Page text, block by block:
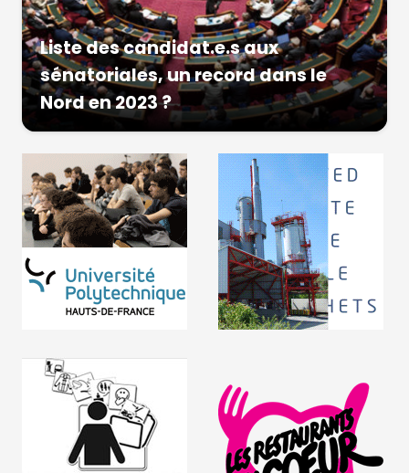
Liste des candidat.e.s aux
sénatoriales, un record dans le
Nord en 2023 ?